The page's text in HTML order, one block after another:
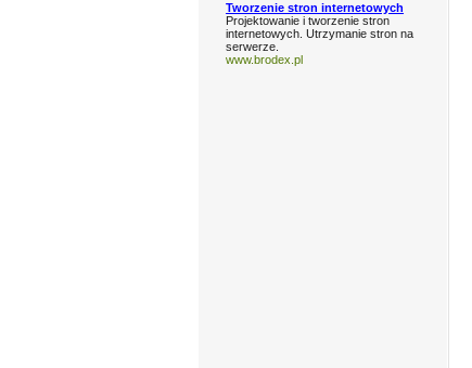
Tworzenie stron internetowych
Projektowanie i tworzenie stron
internetowych. Utrzymanie stron na
serwerze.
www.brodex.pl